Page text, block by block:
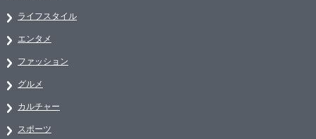
ライフスタイル
エンタメ
ファッション
グルメ
カルチャー
スポーツ